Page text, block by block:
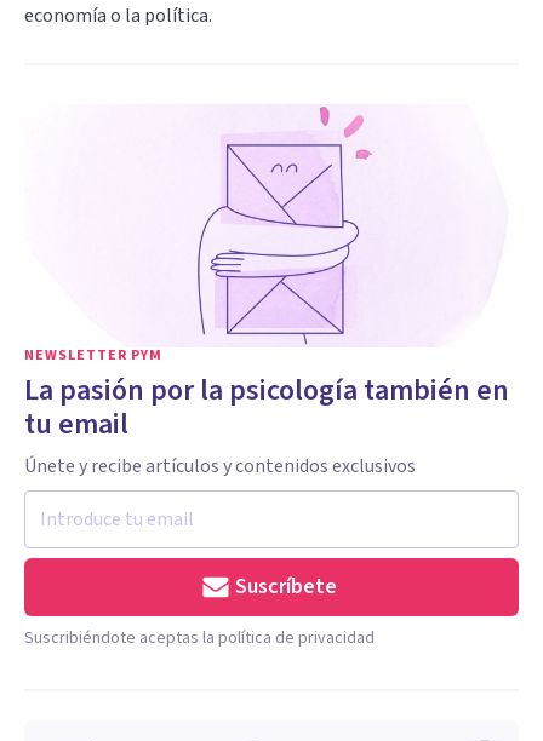
economía o la política.
NEWSLETTER PYM
La pasión por la psicología también en
tu email
Únete y recibe artículos y contenidos exclusivos
Suscríbete
Suscribiéndote aceptas la política de privacidad